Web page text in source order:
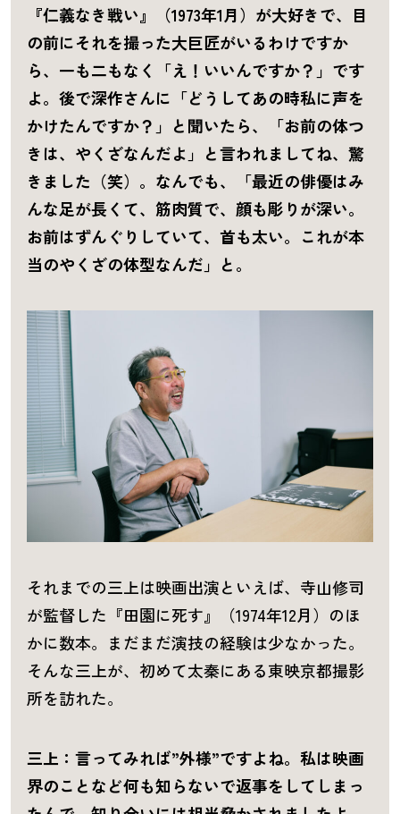
『仁義なき戦い』（1973年1月）が大好きで、目
の前にそれを撮った大巨匠がいるわけですか
ら、一も二もなく「え！いいんですか？」です
よ。後で深作さんに「どうしてあの時私に声を
かけたんですか？」と聞いたら、「お前の体つ
きは、やくざなんだよ」と言われましてね、驚
きました（笑）。なんでも、「最近の俳優はみ
んな足が長くて、筋肉質で、顔も彫りが深い。
お前はずんぐりしていて、首も太い。これが本
当のやくざの体型なんだ」と。
それまでの三上は映画出演といえば、寺山修司
が監督した『田園に死す』（1974年12月）のほ
かに数本。まだまだ演技の経験は少なかった。
そんな三上が、初めて太秦にある東映京都撮影
所を訪れた。
三上：言ってみれば”外様”ですよね。私は映画
界のことなど何も知らないで返事をしてしまっ